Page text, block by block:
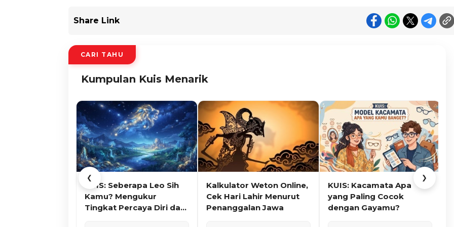
Share Link
CARI TAHU
Kumpulan Kuis Menarik
❮
KUIS: Seberapa Leo Sih
Kamu? Mengukur
Tingkat Percaya Diri dan
Kalkulator Weton Online,
Cek Hari Lahir Menurut
Penanggalan Jawa
KUIS: Kacamata Apa
yang Paling Cocok
dengan Gayamu?
❯